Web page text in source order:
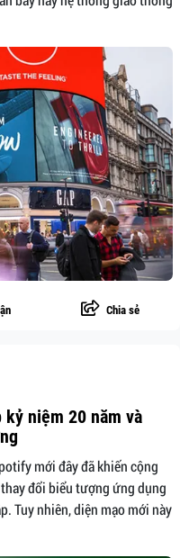
Chia sẻ
niệm 20 năm và
mới đây đã khiến cộng
đổi biểu tượng ứng dụng
Tuy nhiên, diện mạo mới này